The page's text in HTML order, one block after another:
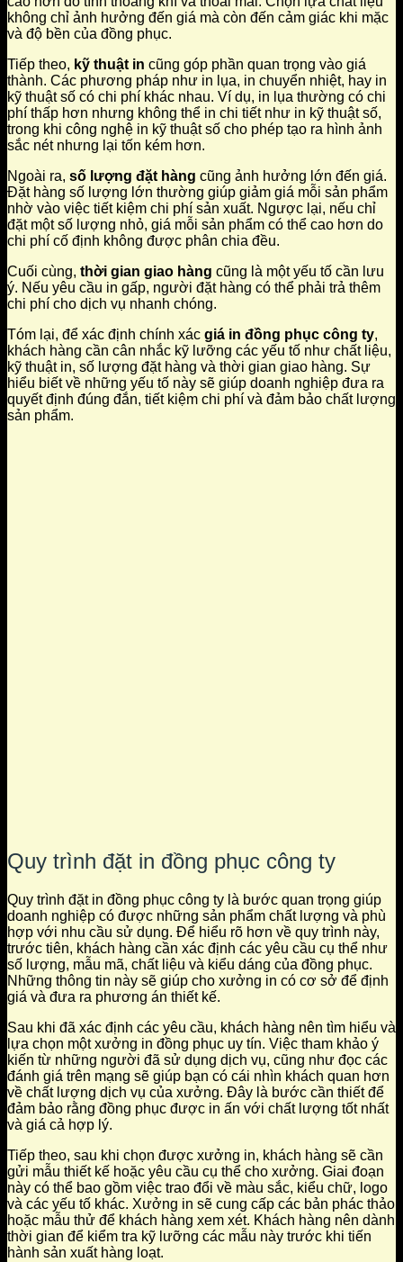
không chỉ ảnh hưởng đến giá mà còn đến cảm giác khi mặc
và độ bền của đồng phục.
Tiếp theo, kỹ thuật in cũng góp phần quan trọng vào giá
thành. Các phương pháp như in lụa, in chuyển nhiệt, hay in
kỹ thuật số có chi phí khác nhau. Ví dụ, in lụa thường có chi
phí thấp hơn nhưng không thể in chi tiết như in kỹ thuật số,
trong khi công nghệ in kỹ thuật số cho phép tạo ra hình ảnh
sắc nét nhưng lại tốn kém hơn.
Ngoài ra, số lượng đặt hàng cũng ảnh hưởng lớn đến giá.
Đặt hàng số lượng lớn thường giúp giảm giá mỗi sản phẩm
nhờ vào việc tiết kiệm chi phí sản xuất. Ngược lại, nếu chỉ
đặt một số lượng nhỏ, giá mỗi sản phẩm có thể cao hơn do
chi phí cố định không được phân chia đều.
Cuối cùng, thời gian giao hàng cũng là một yếu tố cần lưu
ý. Nếu yêu cầu in gấp, người đặt hàng có thể phải trả thêm
chi phí cho dịch vụ nhanh chóng.
Tóm lại, để xác định chính xác giá in đồng phục công ty,
khách hàng cần cân nhắc kỹ lưỡng các yếu tố như chất liệu,
kỹ thuật in, số lượng đặt hàng và thời gian giao hàng. Sự
hiểu biết về những yếu tố này sẽ giúp doanh nghiệp đưa ra
quyết định đúng đắn, tiết kiệm chi phí và đảm bảo chất lượng
sản phẩm.
Quy trình đặt in đồng phục công ty
Quy trình đặt in đồng phục công ty là bước quan trọng giúp
doanh nghiệp có được những sản phẩm chất lượng và phù
hợp với nhu cầu sử dụng. Để hiểu rõ hơn về quy trình này,
trước tiên, khách hàng cần xác định các yêu cầu cụ thể như
số lượng, mẫu mã, chất liệu và kiểu dáng của đồng phục.
Những thông tin này sẽ giúp cho xưởng in có cơ sở để định
giá và đưa ra phương án thiết kế.
Sau khi đã xác định các yêu cầu, khách hàng nên tìm hiểu và
lựa chọn một xưởng in đồng phục uy tín. Việc tham khảo ý
kiến từ những người đã sử dụng dịch vụ, cũng như đọc các
đánh giá trên mạng sẽ giúp bạn có cái nhìn khách quan hơn
về chất lượng dịch vụ của xưởng. Đây là bước cần thiết để
đảm bảo rằng đồng phục được in ấn với chất lượng tốt nhất
và giá cả hợp lý.
Tiếp theo, sau khi chọn được xưởng in, khách hàng sẽ cần
gửi mẫu thiết kế hoặc yêu cầu cụ thể cho xưởng. Giai đoạn
này có thể bao gồm việc trao đổi về màu sắc, kiểu chữ, logo
và các yếu tố khác. Xưởng in sẽ cung cấp các bản phác thảo
hoặc mẫu thử để khách hàng xem xét. Khách hàng nên dành
thời gian để kiểm tra kỹ lưỡng các mẫu này trước khi tiến
hành sản xuất hàng loạt.